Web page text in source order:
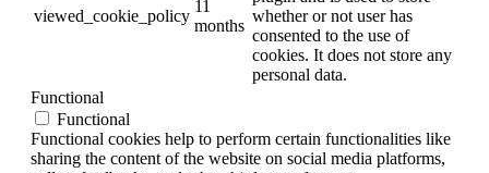
viewed_cookie_policy
11
months
whether or not user has
consented to the use of
cookies. It does not store any
personal data.
Functional
Functional
Functional cookies help to perform certain functionalities like
sharing the content of the website on social media platforms,